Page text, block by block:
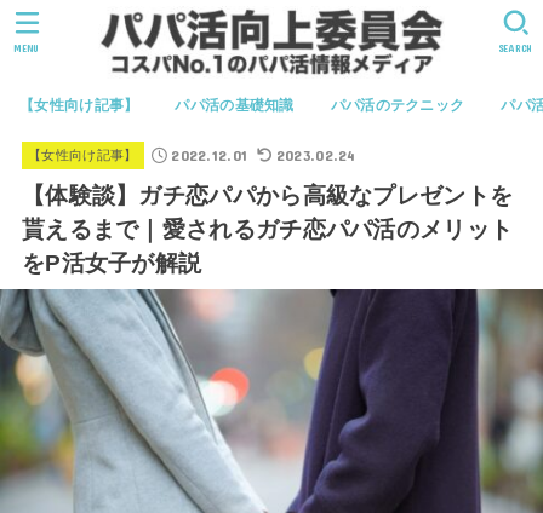
【女性向け記事】 パパ活の基礎知識 パパ活のテクニック パパ
SEARCH
MENU
【女性向け記事】 2022.12.01 2023.02.24
【体験談】ガチ恋パパから高級なプレゼントを
貰えるまで｜愛されるガチ恋パパ活のメリット
をP活女子が解説